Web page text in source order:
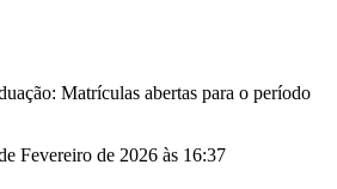
Matrículas abertas para o período
Fevereiro de 2026 às 16:37